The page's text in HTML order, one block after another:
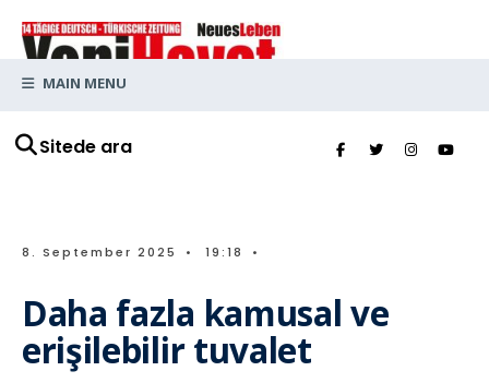
Sitede ara
MAIN MENU
8. September 2025 • 19:18 •
Daha fazla kamusal ve
erişilebilir tuvalet